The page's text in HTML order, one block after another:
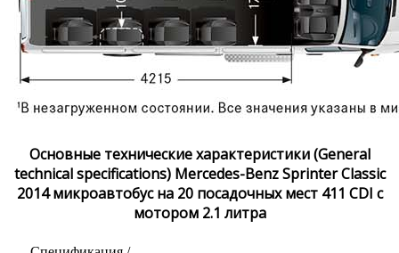
Основные технические характеристики (General
technical specifications) Mercedes-Benz Sprinter Classic
2014 микроавтобус на 20 посадочных мест 411 CDI с
мотором 2.1 литра